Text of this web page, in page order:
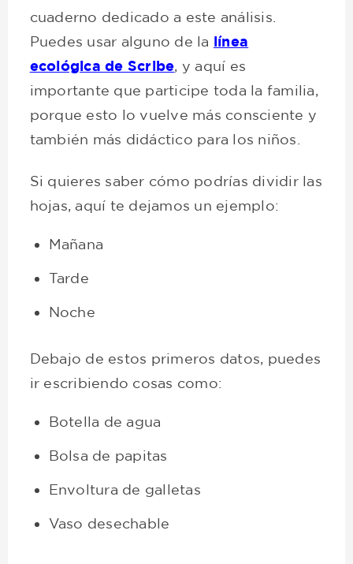
cuaderno dedicado a este análisis.
Puedes usar alguno de la línea
ecológica de Scribe, y aquí es
importante que participe toda la familia,
porque esto lo vuelve más consciente y
también más didáctico para los niños.
Si quieres saber cómo podrías dividir las
hojas, aquí te dejamos un ejemplo:
Mañana
Tarde
Noche
Debajo de estos primeros datos, puedes
ir escribiendo cosas como:
Botella de agua
Bolsa de papitas
Envoltura de galletas
Vaso desechable